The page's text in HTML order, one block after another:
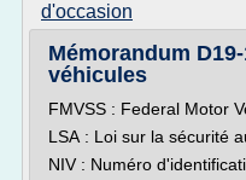
d'occasion
Mémorandum
véhicules
FMVSS : Federal Motor
LSA : Loi sur la sécurité
NIV : Numéro